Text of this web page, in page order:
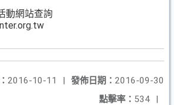
動網站查詢
發佈日期： 2016-09-30
2016-10-11
|
點擊率： 534 |